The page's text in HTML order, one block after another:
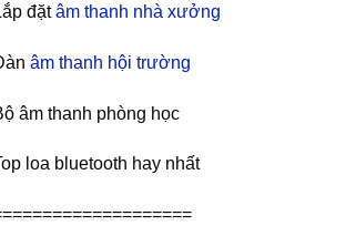
đặtâm thanh nhà xưởng
âm thanh hội trường
âm thanh phòng học
loa bluetooth hay nhất